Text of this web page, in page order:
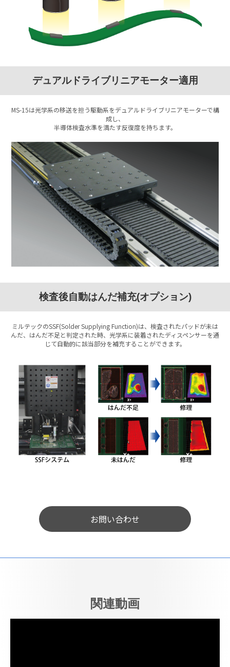
デュアルドライブリニアモーター適用
MS-15は光学系の移送を担う駆動系をデュアルドライブリニアモーターで構
成し、
半導体検査水準を満たす反復度を持ちます。
検査後自動はんだ補充(オプション)
ミルテックのSSF(Solder Supplying Function)は、検査されたパッドが未は
んだ、はんだ不足と判定された時、光学系に装着されたディスペンサーを通
じて自動的に該当部分を補充することができます。
お問い合わせ
関連動画